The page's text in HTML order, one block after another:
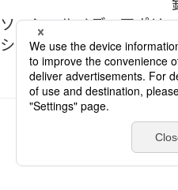
ソーシャルメディアポリ
シー
Sekisui